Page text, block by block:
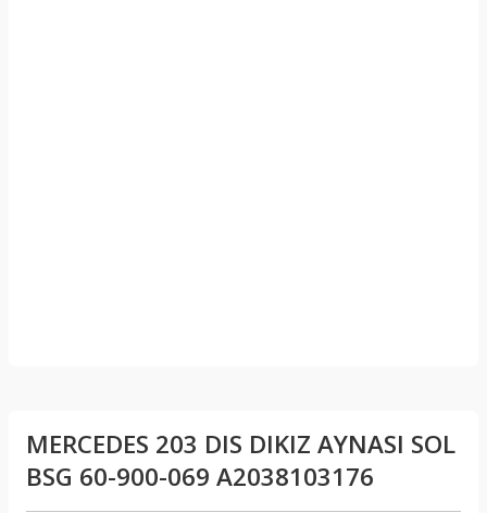
MERCEDES 203 DIS DIKIZ AYNASI SOL
BSG 60-900-069 A2038103176